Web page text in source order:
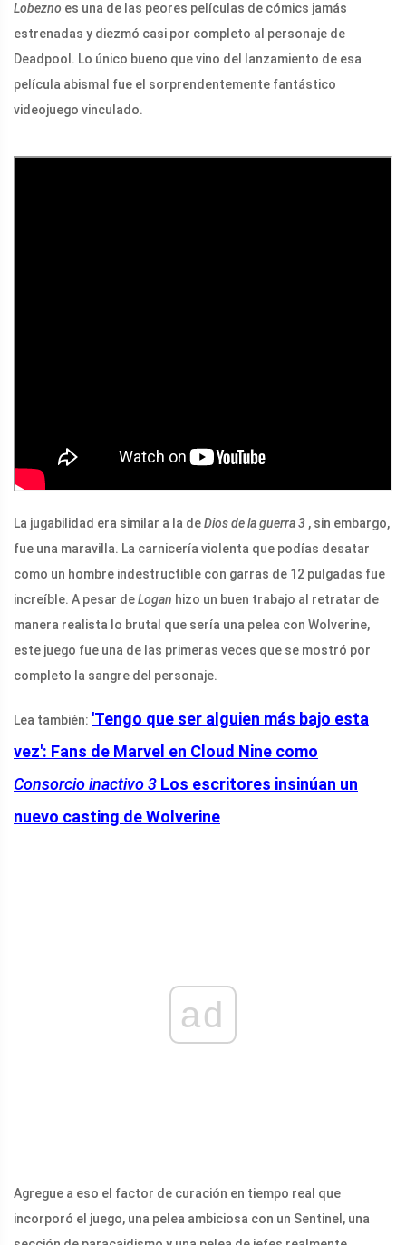
Lobezno es una de las peores películas de cómics jamás
estrenadas y diezmó casi por completo al personaje de
Deadpool. Lo único bueno que vino del lanzamiento de esa
película abismal fue el sorprendentemente fantástico
videojuego vinculado.
La jugabilidad era similar a la deDios de la guerra 3 , sin embargo,
fue una maravilla. La carnicería violenta que podías desatar
como un hombre indestructible con garras de 12 pulgadas fue
increíble. A pesar deLogan hizo un buen trabajo al retratar de
manera realista lo brutal que sería una pelea con Wolverine,
este juego fue una de las primeras veces que se mostró por
completo la sangre del personaje.
Lea también: 'Tengo que ser alguien más bajo esta
vez': Fans de Marvel en Cloud Nine como
Consorcio inactivo 3 Los escritores insinúan un
nuevo casting de Wolverine
ad
Agregue a eso el factor de curación en tiempo real que
incorporó el juego, una pelea ambiciosa con un Sentinel, una